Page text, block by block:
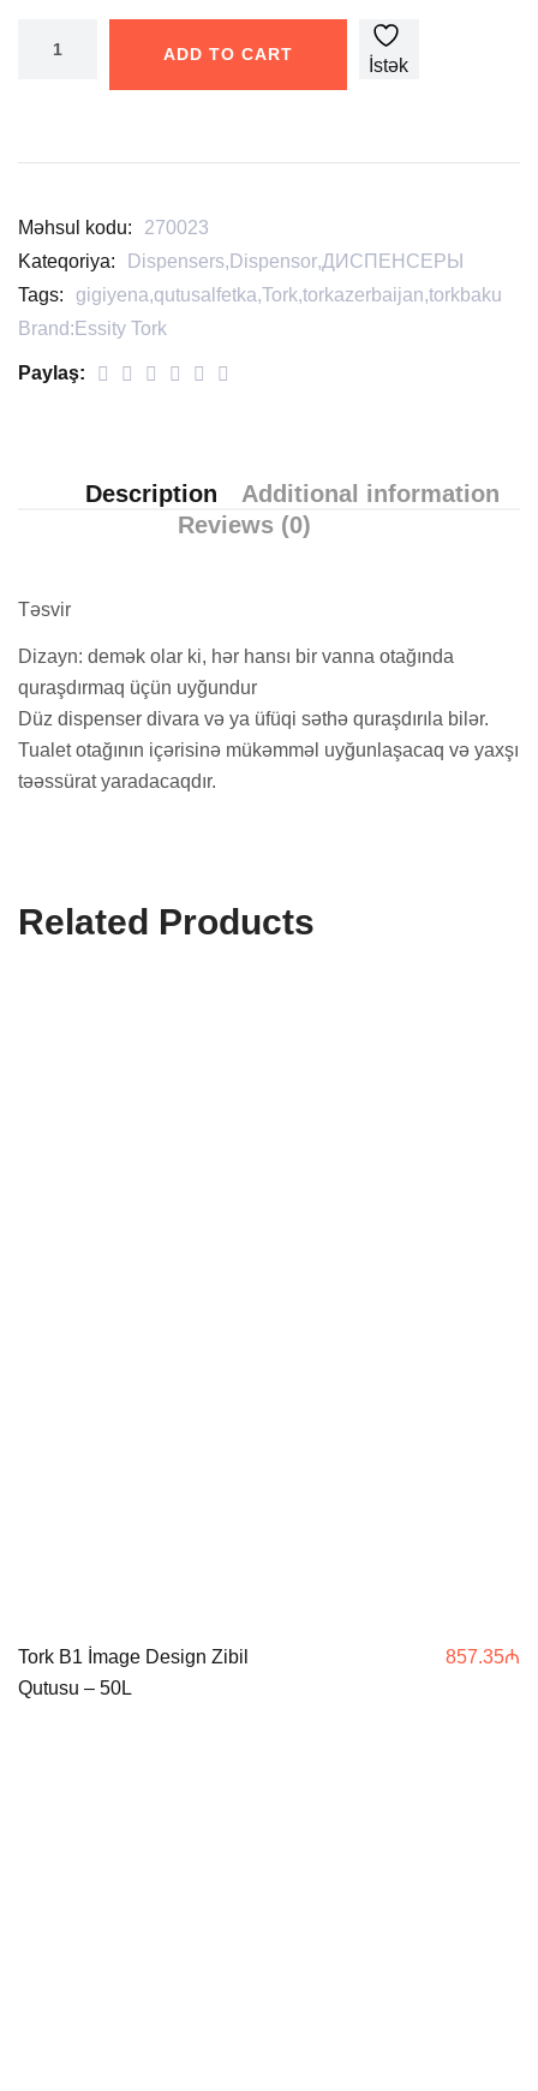
ADD TO CART
İstək
edin
Məhsul kodu:
270023
Kateqoriya:
Dispensers, Dispensor,ДИСПЕНСЕРЫ
Tags:
gigiyena,qutusalfetka,Tork,torkazerbaijan,torkbaku
Brand: Essity Tork
Paylaş:
Description
Additional information
Reviews (0)
Təsvir
Dizayn: demək olar ki, hər hansı bir vanna otağında
quraşdırmaq üçün uyğundur
Düz dispenser divara və ya üfüqi səthə quraşdırıla bilər.
Tualet otağının içərisinə mükəmməl uyğunlaşacaq və yaxşı
təəssürat yaradacaqdır.
Related Products
Tork B1 İmage Design Zibil
Qutusu – 50L
857.35₼